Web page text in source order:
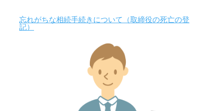
忘れがちな相続手続きについて（取締役の死亡の登
記）